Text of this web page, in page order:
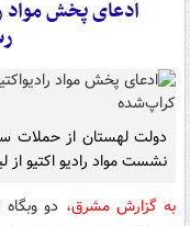
ادعای پخش مواد
دولت لهستان از حملات
نشست مواد رادیو اکتیو
به گزارش مشرق، دو